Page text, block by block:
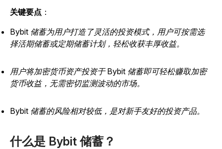
关键要点 ：
Bybit 储蓄为用户打造了灵活的投资模式，用户可按需选
择活期储蓄或定期储蓄计划，轻松收获丰厚收益。
用户将加密货币资产投资于 Bybit 储蓄即可轻松赚取加密
货币收益，无需密切监测波动的市场。
Bybit 储蓄的风险相对较低，是对新手友好的投资产品。
什么是 Bybit 储蓄？